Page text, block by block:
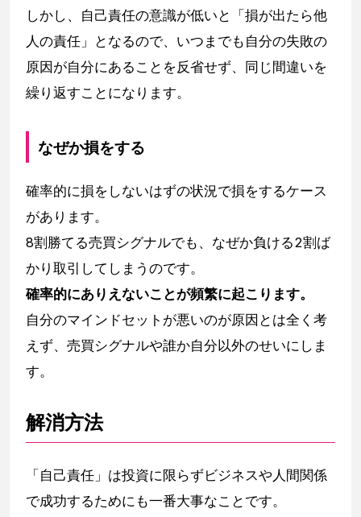
しかし、自己責任の意識が低いと「損が出たら他
人の責任」となるので、いつまでも自分の失敗の
原因が自分にあることを反省せず、同じ間違いを
繰り返すことになります。
なぜか損をする
確率的に損をしないはずの状況で損をするケース
があります。
8割勝てる売買シグナルでも、なぜか負ける2割ば
かり取引してしまうのです。
確率的にありえないことが頻繁に起こります。
自分のマインドセットが悪いのが原因とは全く考
えず、売買シグナルや誰か自分以外のせいにしま
す。
解消方法
「自己責任」は投資に限らずビジネスや人間関係
で成功するためにも一番大事なことです。